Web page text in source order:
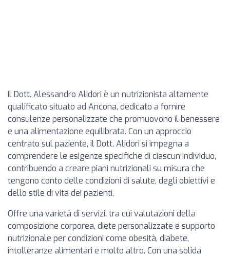
Il Dott. Alessandro Alidori è un nutrizionista altamente
qualificato situato ad Ancona, dedicato a fornire
consulenze personalizzate che promuovono il benessere
e una alimentazione equilibrata. Con un approccio
centrato sul paziente, il Dott. Alidori si impegna a
comprendere le esigenze specifiche di ciascun individuo,
contribuendo a creare piani nutrizionali su misura che
tengono conto delle condizioni di salute, degli obiettivi e
dello stile di vita dei pazienti.
Offre una varietà di servizi, tra cui valutazioni della
composizione corporea, diete personalizzate e supporto
nutrizionale per condizioni come obesità, diabete,
intolleranze alimentari e molto altro. Con una solida